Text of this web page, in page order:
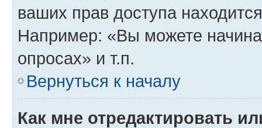
ваших прав доступа
Например: «Вы можете
опросах» и т.п.
Вернуться к началу
Как мне отредактировать